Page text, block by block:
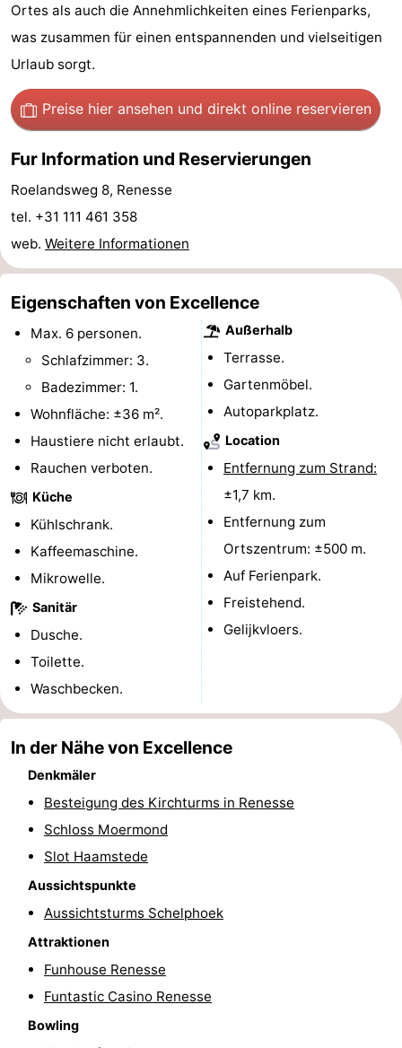
Julianahoeve
-
Livingstone
-
Greve
Port
Zélande
-
Resort
Haamstede
-
Résidence
't
van
-
Schouwen
-
Valleien
Soeten
Blick
Zeeland
Village
-
Zeeuwse
Kust
-
Zonnedorp
-
Hof
van
Haamstede
Zimmer
(mit
Frühstück)
Lastminutes
Strand
Sehen
tun
Museen
Kirchen
Aussichtspunkte
Attraktionen
Ortes als auch die Annehmlichkeiten eines Ferienparks,
was zusammen für einen entspannenden und vielseitigen
Urlaub sorgt.
Preise hier ansehen und direkt online reservieren
Fur Information und Reservierungen
Roelandsweg 8, Renesse
tel. +31 111 461 358
web. Weitere Informationen
Eigenschaften von Excellence
Max. 6 personen.
Schlafzimmer: 3.
Badezimmer: 1.
Wohnfläche: ±36 m².
Haustiere nicht erlaubt.
Rauchen verboten.
Küche
Kühlschrank.
Kaffeemaschine.
Mikrowelle.
Sanitär
Dusche.
Toilette.
Waschbecken.
Außerhalb
Terrasse.
Gartenmöbel.
Autoparkplatz.
Location
Entfernung zum Strand:
±1,7 km.
Entfernung zum
Ortszentrum: ±500 m.
Auf Ferienpark.
Freistehend.
Gelijkvloers.
In der Nähe von Excellence
Denkmäler
Besteigung des Kirchturms in Renesse
Schloss Moermond
Slot Haamstede
Aussichtspunkte
Aussichtsturms Schelphoek
Attraktionen
Funhouse Renesse
Funtastic Casino Renesse
Bowling